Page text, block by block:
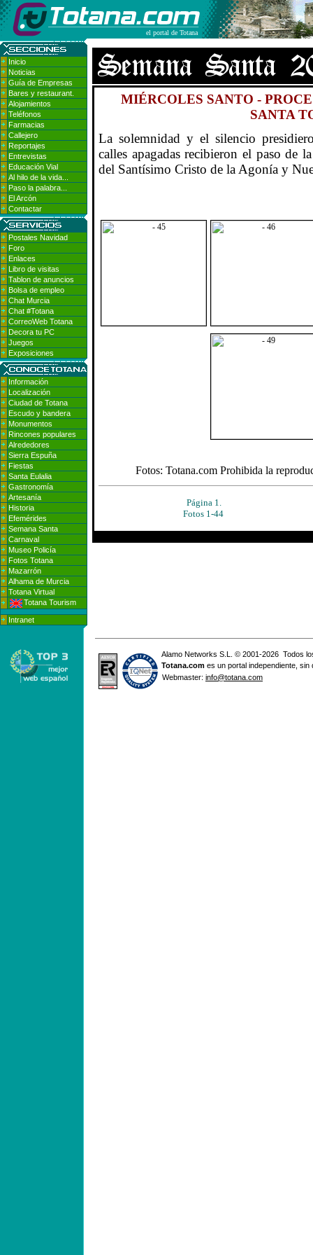
el portal de Totana
Inicio
Noticias
Guía de Empresas
Bares y restaurant.
Alojamientos
Teléfonos
Farmacias
Callejero
Reportajes
Entrevistas
Educación Vial
Al hilo de la vida...
Paso la palabra...
El Arcón
Contactar
Postales Navidad
Foro
Enlaces
Libro de visitas
Tablon de anuncios
Bolsa de empleo
Chat Murcia
Chat #Totana
CorreoWeb Totana
Decora tu PC
Juegos
Exposiciones
Información
Localización
Ciudad de Totana
Escudo y bandera
Monumentos
Rincones populares
Alrededores
Sierra Espuña
Fiestas
Santa Eulalia
Gastronomía
Artesanía
Historia
Efemérides
Semana Santa
Carnaval
Museo Policía
Fotos Totana
Mazarrón
Alhama de Murcia
Totana Virtual
Totana Tourism
Intranet
MIÉRCOLES SANTO -
SANTA
La solemnidad y el silencio
calles apagadas recibieron el paso de
del Santísimo Cristo de la Agonía y
Fotos: Totana.com Prohibida la
Página 1.
Fotos 1-44
Alamo Networks S.L. © 2001-2026 Todos
Totana.com es un portal independiente,
Webmaster: info@totana.com